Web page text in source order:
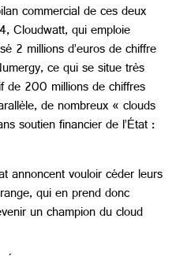
commercial de ces deux
Cloudwatt, qui emploie
2 millions d’euros de chiffre
ce qui se situe très
de 200 millions de chiffres
de nombreux « clouds
soutien financier de l’État :
annoncent vouloir céder leurs
qui en prend donc
un champion du cloud